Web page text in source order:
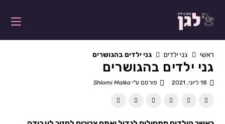
ראשי גני ילדים גני ילדים בהגושרים
גני ילדים בהגושרים
18 ליוני, 2021 פורסם ע"יShlomi Malka